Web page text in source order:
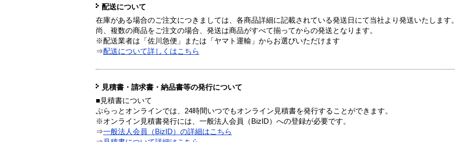
配送について
在庫がある場合のご注文につきましては、各商品詳細に記載されている発送日にて当社より発送いたします。
尚、複数の商品をご注文の場合、発送は商品がすべて揃ってからの発送となります。
※配送業者は「佐川急便」または「ヤマト運輸」からお選びいただけます
⇒配送について詳しくはこちら
見積書・請求書・納品書等の発行について
■見積書について
ぷらっとオンラインでは、24時間いつでもオンライン見積書を発行することができます。
※オンライン見積書発行には、一般法人会員（BizID）への登録が必要です。
⇒一般法人会員（BizID）の詳細はこちら